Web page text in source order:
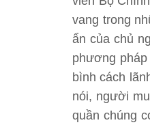
vang trong
ẩn của chủ
phương
bình cách
nói, người
quần chúng